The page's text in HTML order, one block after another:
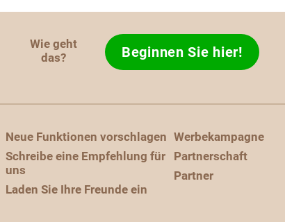
Wie geht
das?
Beginnen Sie hier!
Neue Funktionen vorschlagen
Schreibe eine Empfehlung für
uns
Laden Sie Ihre Freunde ein
Werbekampagne
Partnerschaft
Partner